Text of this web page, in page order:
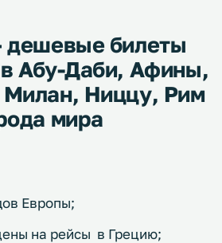
дешевые билеты
Абу-Даби, Афины,
Милан, Ниццу, Рим
мира
Европы;
на рейсы в Грецию;